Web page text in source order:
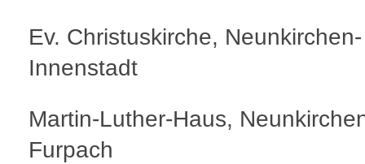
Ev. Christuskirche, Neunkirchen-
Innenstadt
Martin-Luther-Haus,
Furpach